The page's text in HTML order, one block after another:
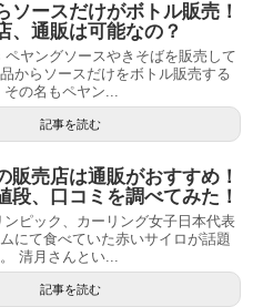
ソースだけがボトル販売！
、通販は可能なの？
ペヤングソースやきそばを販売して
からソースだけをボトル販売する
その名もペヤン...
記事を読む
販売店は通販がおすすめ！
段、口コミを調べてみた！
ピック、カーリング女子日本代表
にて食べていた赤いサイロが話題
清月さんとい...
記事を読む